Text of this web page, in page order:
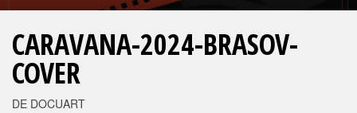
CARAVANA-2024-BRASOV-
COVER
DE DOCUART